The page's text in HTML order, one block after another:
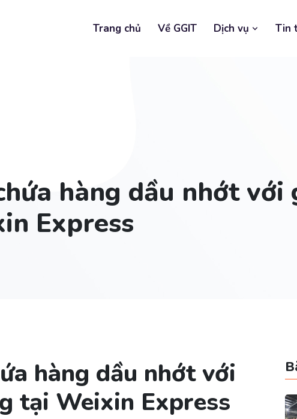
Trang chủ Về GGIT Dịch vụ Tin
hàng dầu nhớt với
Express
hàng dầu nhớt với
tại Weixin Express